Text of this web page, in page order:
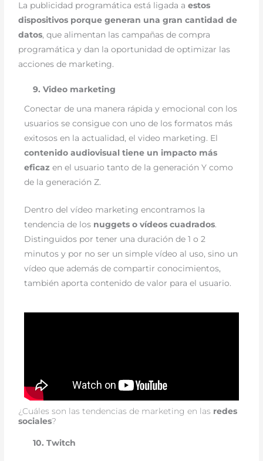
La publicidad programática está ligada aestos
dispositivos porque generan una gran cantidad de
datos, que alimentan las campañas de compra
programática y dan la oportunidad de optimizar las
acciones de marketing.
9. Video marketing
Conectar de una manera rápida y emocional con los
usuarios se consigue con uno de los formatos más
exitosos en la actualidad, el video marketing. El
contenido audiovisual tiene un impacto más
eficaz en el usuario tanto de la generación Y como
de la generación Z.
Dentro del vídeo marketing encontramos la
tendencia de los nuggetso vídeos cuadrados.
Distinguidos por tener una duración de 1 o 2
minutos y por no ser un simple vídeo al uso, sino un
vídeo que además de compartir conocimientos,
también aporta contenido de valor para el usuario.
¿Cuáles son las tendencias de marketing en las redes
sociales?
10. Twitch